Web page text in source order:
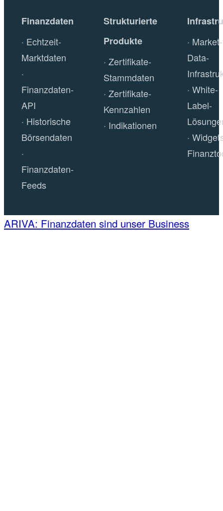
Finanzdaten
Echtzeit-
Marktdaten
Finanzdaten-
API
Historische
Börsendaten
Finanzdaten-
Feeds
Strukturierte
Produkte
Zertifikate-
Stammdaten
Zertifikate-
Kennzahlen
Indikationen
Market-
Data-
White-
Label-
ARIVA: Finanzdaten sind unser Business